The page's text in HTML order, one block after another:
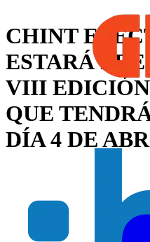
CHINT
ESTARÁ
VIII
QUE
DÍA 4 DE